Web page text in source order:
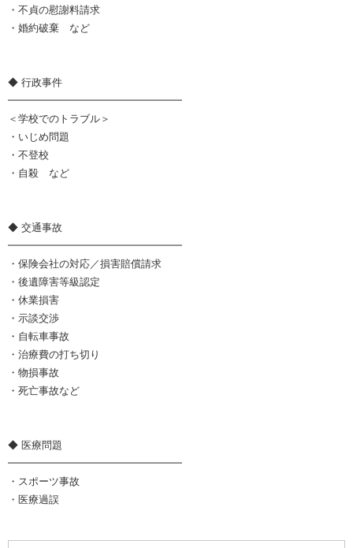
・不貞の慰謝料請求
・婚約破棄 など
◆ 行政事件
━━━━━━━━━━━━━━━━━
＜学校でのトラブル＞
・いじめ問題
・不登校
・自殺 など
◆ 交通事故
━━━━━━━━━━━━━━━━━
・保険会社の対応／損害賠償請求
・後遺障害等級認定
・休業損害
・示談交渉
・自転車事故
・治療費の打ち切り
・物損事故
・死亡事故など
◆ 医療問題
━━━━━━━━━━━━━━━━━
・スポーツ事故
・医療過誤